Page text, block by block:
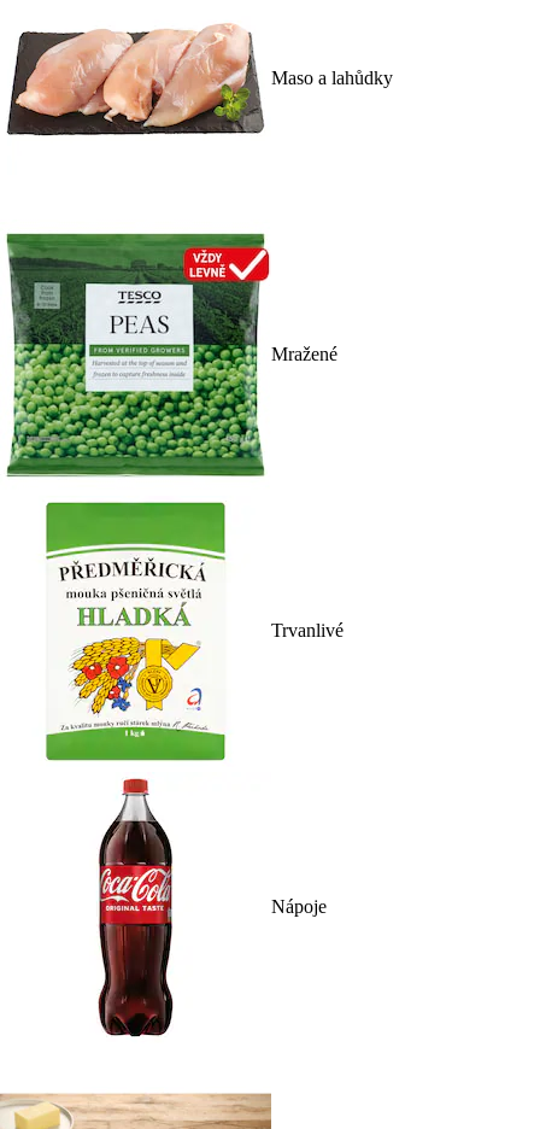
Maso a lahůdky
Mražené
Trvanlivé
Nápoje